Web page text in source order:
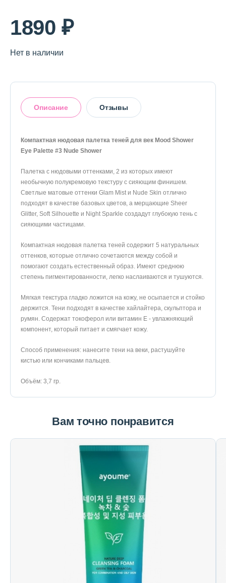
Доставка и оплата
Политика конфиденциальности
+7 (996) 962 69 66
1890 ₽
Нет в наличии
Описание Отзывы
Компактная нюдовая палетка теней для век Mood Shower
Eye Palette #3 Nude Shower
Палетка с нюдовыми оттенками, 2 из которых имеют
необычную полукремовую текстуру с сияющим финишем.
Светлые матовые оттенки Glam Mist и Nude Skin отлично
подходят в качестве базовых цветов, а мерцающие Sheer
Glitter, Soft Silhouette и Night Sparkle создадут глубокую тень с
сияющими частицами.
Компактная нюдовая палетка теней содержит 5 натуральных
оттенков, которые отлично сочетаются между собой и
помогают создать естественный образ. Имеют среднюю
степень пигментированности, легко наслаиваются и тушуются.
Мягкая текстура гладко ложится на кожу, не осыпается и стойко
держится. Тени подходят в качестве хайлайтера, скульптора и
румян. Содержат токоферол или витамин E - увлажняющий
компонент, который питает и смягчает кожу.
Способ применения: нанесите тени на веки, растушуйте
кистью или кончиками пальцев.
Объём: 3,7 гр.
5
На основании 1 отзыва
1
0%
2
0%
3
0%
4
Оставить отзыв
Ульяна 08.11.2024
Вам точно понравится